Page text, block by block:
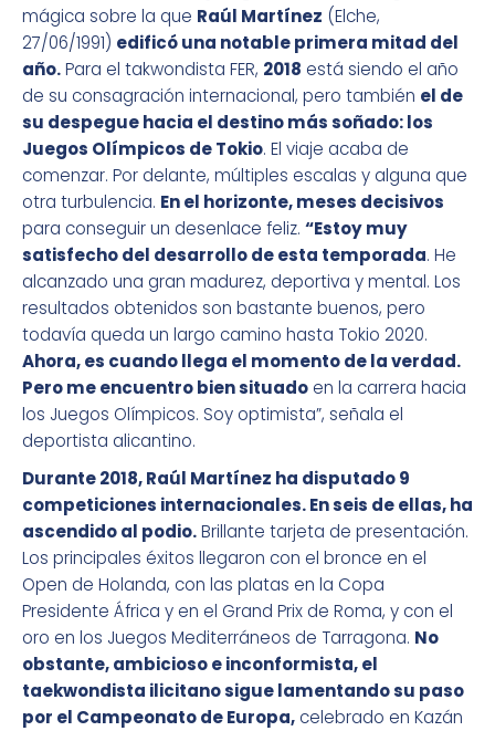
mágica sobre la que Raúl Martínez (Elche,
27/06/1991) edificó una notable primera mitad del
año.Para el takwondista FER, 2018 está siendo el año
de su consagración internacional, pero también el de
su despegue hacia el destino más soñado: los
Juegos Olímpicos de Tokio. El viaje acaba de
comenzar. Por delante, múltiples escalas y alguna que
otra turbulencia. En el horizonte, meses decisivos
para conseguir un desenlace feliz. “Estoy muy
satisfecho del desarrollo de esta temporada. He
alcanzado una gran madurez, deportiva y mental. Los
resultados obtenidos son bastante buenos, pero
todavía queda un largo camino hasta Tokio 2020.
Ahora, es cuando llega el momento de la verdad.
Pero me encuentro bien situado en la carrera hacia
los Juegos Olímpicos. Soy optimista”, señala el
deportista alicantino.
Durante 2018, Raúl Martínez ha disputado 9
competiciones internacionales. En seis de ellas, ha
ascendido al podio.Brillante tarjeta de presentación.
Los principales éxitos llegaron con el bronce en el
Open de Holanda, con las platas en la Copa
Presidente África y en el Grand Prix de Roma, y con el
oro en los Juegos Mediterráneos de Tarragona. No
obstante, ambicioso e inconformista, el
taekwondista ilicitano sigue lamentando su paso
por el Campeonato de Europa, celebrado en Kazán